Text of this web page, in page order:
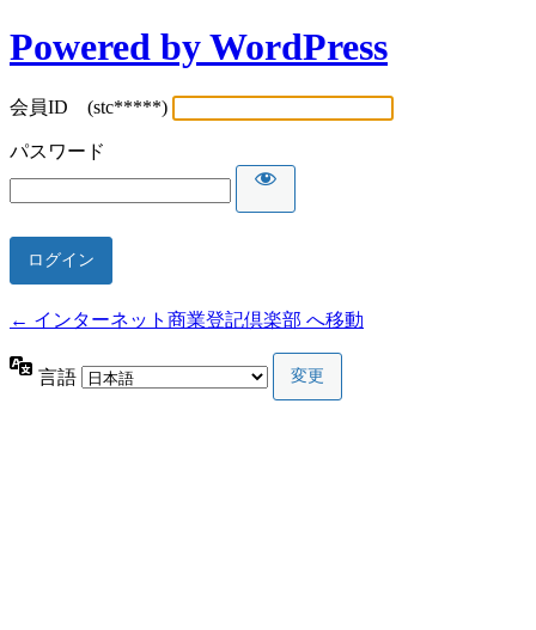
Powered by WordPress
会員ID (stc*****)
パスワード
← インターネット商業登記倶楽部 へ移動
言語